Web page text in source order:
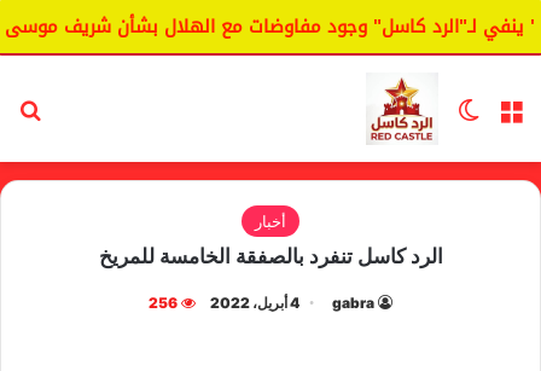
لـ"الرد كاسل" وجود مفاوضات مع الهلال بشأن شريف موسى.
القائمة الوضع المظلم
أخبار
الرد كاسل تنفرد بالصفقة الخامسة للمريخ
gabra 4 أبريل، 2022 256